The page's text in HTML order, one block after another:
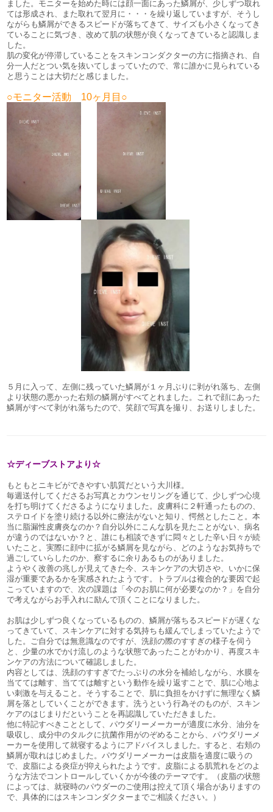
ました。モニターを始めた時には顔一面にあった鱗屑が、少しずつ取れ
ては形成され、また取れて翌月に・・・を繰り返していますが、そうし
ながらも鱗屑ができるスピードが落ちてきて、サイズも小さくなってき
ていることに気づき、改めて肌の状態が良くなってきていると認識しま
した。
肌の変化が停滞していることをスキンコンダクターの方に指摘され、自
分一人だとつい気を抜いてしまっていたので、常に誰かに見られている
と思うことは大切だと感じました。
○モニター活動 10ヶ月目○
５月に入って、左側に残っていた鱗屑が１ヶ月ぶりに剥がれ落ち、左側
より状態の悪かった右頬の鱗屑がすべてとれました。これで顔にあった
鱗屑がすべて剥がれ落ちたので、笑顔で写真を撮り、お送りしました。
☆ディーブストアより☆
もともとニキビができやすい肌質だという大川様。
毎週送付してくださるお写真とカウンセリングを通じて、少しずつ心境
を打ち明けてくださるようになりました。皮膚科に２軒通ったものの、
ステロイドを塗り続ける以外に療法がないと知り、愕然としたこと。本
当に脂漏性皮膚炎なのか？自分以外にこんな肌を見たことがない、病名
が違うのではないか？と、誰にも相談できずに悶々とした辛い日々が続
いたこと。実際に顔中に拡がる鱗屑を見ながら、どのようなお気持ちで
過ごしていらしたのか、察するに余りあるものがありました。
ようやく改善の兆しが見えてきた今、スキンケアの大切さや、いかに保
湿が重要であるかを実感されたようです。トラブルは複合的な要因で起
こっていますので、次の課題は「今のお肌に何が必要なのか？」を自分
で考えながらお手入れに励んで頂くことになりました。
お肌は少しずつ良くなっているものの、鱗屑が落ちるスピードが遅くな
ってきていて、スキンケアに対する気持ちも緩んでしまっていたようで
した。ご自分では無意識なのですが、洗顔の際のすすぎの様子を伺う
と、少量の水でかけ流しのような状態であったことがわかり、再度スキ
ンケアの方法について確認しました。
内容としては、洗顔のすすぎでたっぷりの水分を補給しながら、水膜を
当てては離す、当てては離すという動作を繰り返すことで、肌に心地よ
い刺激を与えること。そうすることで、肌に負担をかけずに無理なく鱗
屑を落としていくことができます。洗うという行為そのものが、スキン
ケアのはじまりだということを再認識していただきました。
他に特記すべきこととして、パウダリーメーカーが適度に水分、油分を
吸収し、成分中のタルクに抗菌作用がのぞめることから、パウダリーメ
ーカーを使用して就寝するようにアドバイスしました。すると、右頬の
鱗屑が取れはじめました。パウダリーメーカーは皮脂を適度に吸うの
で、皮脂による炎症が抑えられたようです。皮脂による肌荒れをどのよ
うな方法でコントロールしていくかが今後のテーマです。（皮脂の状態
によっては、就寝時のパウダーのご使用は控えて頂く場合がありますの
で、具体的にはスキンコンダクターまでご相談ください。）